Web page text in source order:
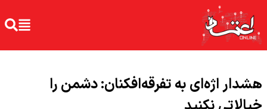
هشدار اژ‌ه‌ای به تفرقه‌افکنان: دشمن را